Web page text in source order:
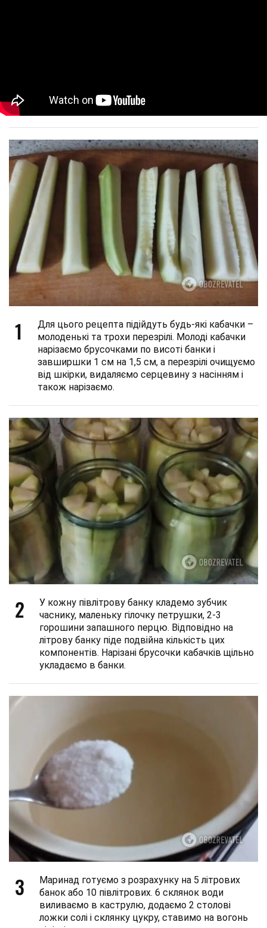
1
Для цього рецепта підійдуть будь-які кабачки –
молоденькі та трохи перезрілі. Молоді кабачки
нарізаємо брусочками по висоті банки і
завширшки 1 см на 1,5 см, а перезрілі очищуємо
від шкірки, видаляємо серцевину з насінням і
також нарізаємо.
2
У кожну півлітрову банку кладемо зубчик
часнику, маленьку гілочку петрушки, 2-3
горошини запашного перцю. Відповідно на
літрову банку піде подвійна кількість цих
компонентів. Нарізані брусочки кабачків щільно
укладаємо в банки.
3
Маринад готуємо з розрахунку на 5 літрових
банок або 10 півлітрових. 6 склянок води
виливаємо в каструлю, додаємо 2 столові
ложки солі і склянку цукру, ставимо на вогонь